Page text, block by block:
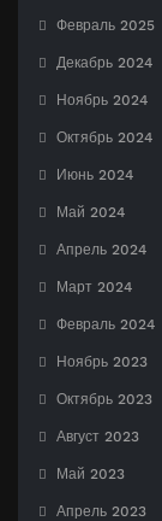
Февраль 2025
Декабрь 2024
Ноябрь 2024
Октябрь 2024
Июнь 2024
Май 2024
Апрель 2024
Март 2024
Февраль 2024
Ноябрь 2023
Октябрь 2023
Август 2023
Май 2023
Апрель 2023